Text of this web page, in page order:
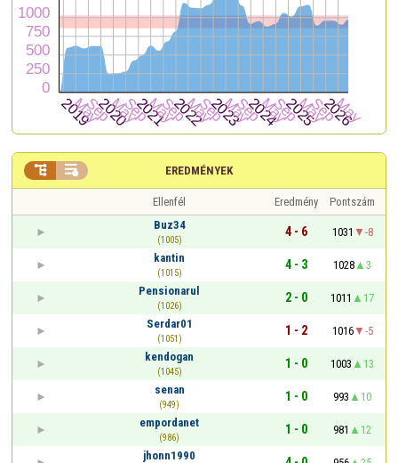
EREDMÉNYEK
 
Ellenfél Eredmény
Pontszám
Buz34
(1005)
4 - 6 1031
-8
kantin
(1015)
4 - 3 1028
3
Pensionarul
(1026)
2 - 0 1011
17
Serdar01
(1051)
1 - 2 1016
-5
kendogan
(1045)
1 - 0 1003
13
senan
(949)
1 - 0 993
10
empordanet
(986)
1 - 0 981
12
jhonn1990